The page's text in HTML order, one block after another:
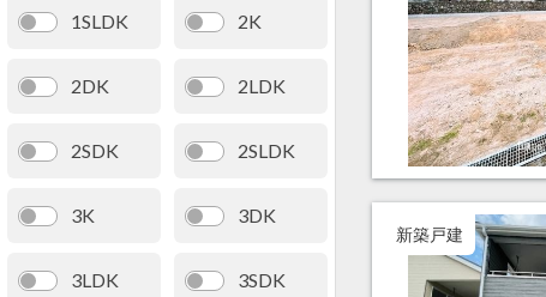
1SLDK 2K
2DK 2LDK
2SDK 2SLDK
3K 3DK
3LDK 3SDK
新築戸建